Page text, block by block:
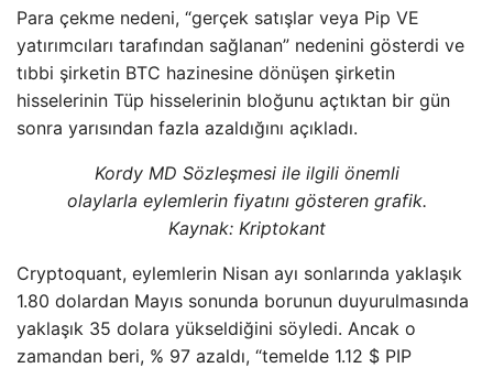
Para çekme nedeni, “gerçek satışlar veya Pip VE
yatırımcıları tarafından sağlanan” nedenini gösterdi ve
tıbbi şirketin BTC hazinesine dönüşen şirketin
hisselerinin Tüp hisselerinin bloğunu açtıktan bir gün
sonra yarısından fazla azaldığını açıkladı.
Kordy MD Sözleşmesi ile ilgili önemli
olaylarla eylemlerin fiyatını gösteren grafik.
Kaynak: Kriptokant
Cryptoquant, eylemlerin Nisan ayı sonlarında yaklaşık
1.80 dolardan Mayıs sonunda borunun duyurulmasında
yaklaşık 35 dolara yükseldiğini söyledi. Ancak o
zamandan beri, % 97 azaldı, “temelde 1.12 $ PIP